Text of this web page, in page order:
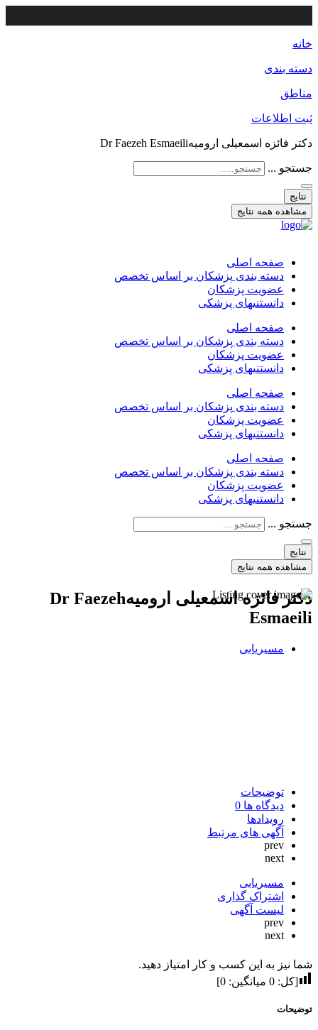
خانه
دسته بندی
مناطق
ثبت اطلاعات
دکتر فائزه اسمعیلی ارومیهDr Faezeh Esmaeili
جستجو ...
نتایج
مشاهده همه نتایج
صفحه اصلی
دسته بندی پزشکان بر اساس تخصص
عضویت پزشکان
دانستنیهای پزشکی
صفحه اصلی
دسته بندی پزشکان بر اساس تخصص
عضویت پزشکان
دانستنیهای پزشکی
صفحه اصلی
دسته بندی پزشکان بر اساس تخصص
عضویت پزشکان
دانستنیهای پزشکی
صفحه اصلی
دسته بندی پزشکان بر اساس تخصص
عضویت پزشکان
دانستنیهای پزشکی
جستجو ...
نتایج
مشاهده همه نتایج
دکتر فائزه اسمعیلی ارومیهDr Faezeh
Esmaeili
مسیریابی
توضیحات
دیدگاه ها0
رویدادها
آگهی های مرتبط
prev
next
مسیریابی
اشتراک گذاری
لیست آگهی
prev
next
شما نیز به این کسب و کار امتیاز دهید.
[کل:0 میانگین:0
]
توضیحات